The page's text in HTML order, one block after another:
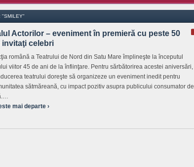
"SMILEY"
Actorilor – eveniment în premieră cu peste 50
invitaţi celebri
română a Teatrului de Nord din Satu Mare împlineşte la începutul
viitor 45 de ani de la înfiinţare. Pentru sărbătorirea acestei aniversări,
teatrului doreşte să organizeze un eveniment inedit pentru
sătmăreană, cu impact pozitiv asupra publicului consumator de
mai departe ›